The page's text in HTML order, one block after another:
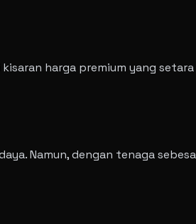
harga premium yang
Namun, dengan tenaga